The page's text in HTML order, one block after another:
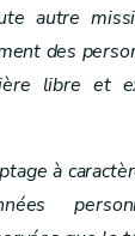
autre
des
libre et
à